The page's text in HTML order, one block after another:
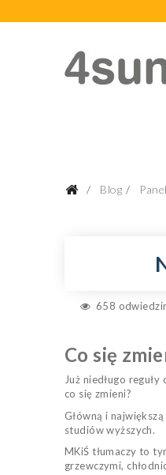
Blog
658
Co się
Już niedługo
co się zmieni?
Główną i
studiów wyższych.
MKiŚ tłumaczy to
grzewczymi,